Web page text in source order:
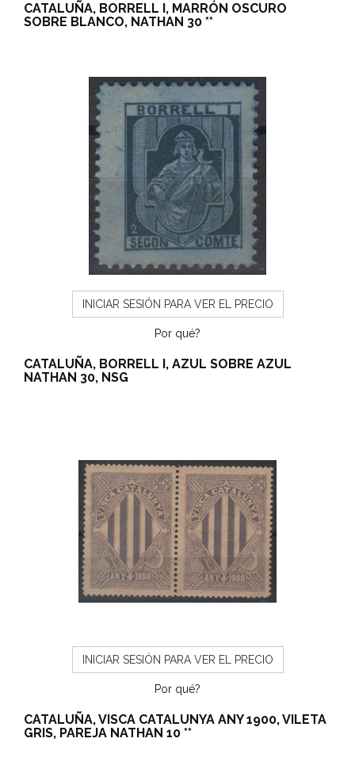
CATALUÑA, BORRELL I, MARRÓN OSCURO
SOBRE BLANCO, NATHAN 30 **
INICIAR SESIÓN PARA VER EL PRECIO
Por qué?
CATALUÑA, BORRELL I, AZUL SOBRE AZUL
NATHAN 30, NSG
INICIAR SESIÓN PARA VER EL PRECIO
Por qué?
CATALUÑA, VISCA CATALUNYA ANY 1900, VILETA
GRIS, PAREJA NATHAN 10 **